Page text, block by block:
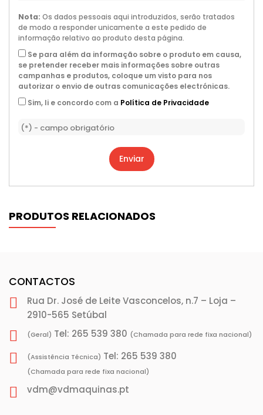
Nota: Os dados pessoais aqui introduzidos, serão tratados
de modo a responder unicamente a este pedido de
informação relativo ao produto desta página.
Se para além da informação sobre o produto em causa,
se pretender receber mais informações sobre outras
campanhas e produtos, coloque um visto para nos
autorizar o envio de outras comunicações electrónicas.
Sim, li e concordo com a Política de Privacidade
(*) - campo obrigatório
Enviar
PRODUTOS RELACIONADOS
CONTACTOS
Rua Dr. José de Leite Vasconcelos, n.7 – Loja –
2910-565 Setúbal
(Geral) Tel: 265 539 380 (Chamada para rede fixa nacional)
(Assistência Técnica) Tel: 265 539 380
(Chamada para rede fixa nacional)
vdm@vdmaquinas.pt